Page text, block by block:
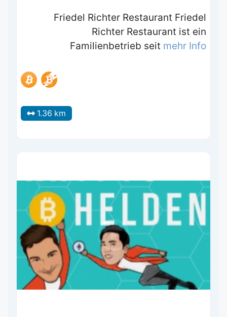
Friedel Richter Restaurant Friedel
Richter Restaurant ist ein
Familienbetrieb seit mehr Info
1.36 km